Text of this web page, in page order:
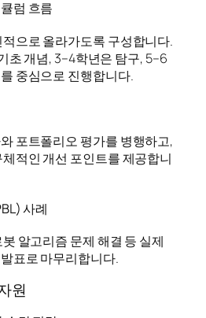
럼 흐름
적으로 올라가도록 구성합니다.
초 개념, 3–4학년은 탐구, 5–6
중심으로 진행합니다.
포트폴리오 평가를 병행하고,
적인 개선 포인트를 제공합니
사례
알고리즘 문제 해결 등 실제
표로 마무리합니다.
원